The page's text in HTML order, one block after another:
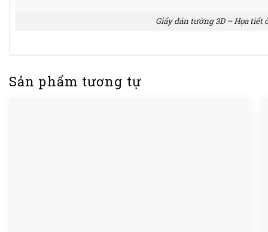
Giấy dán tường 3D – Họa tiết
Sản phẩm tương tự